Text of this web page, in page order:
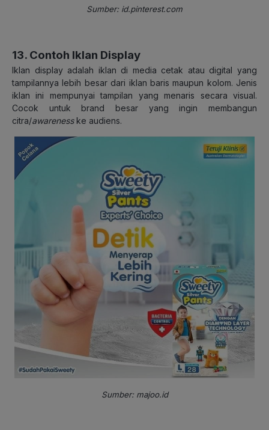
Sumber: id.pinterest.com
13. Contoh Iklan Display
Iklan display adalah iklan di media cetak atau digital yang
tampilannya lebih besar dari iklan baris maupun kolom. Jenis
iklan ini mempunyai tampilan yang menaris secara visual.
Cocok untuk brand besar yang ingin membangun
citra/awarenesske audiens.
Sumber: majoo.id